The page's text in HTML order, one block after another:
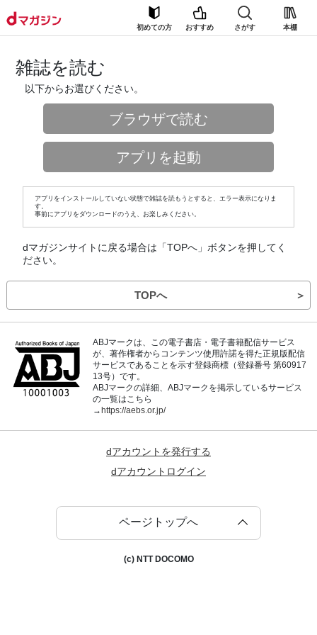
初めての方 おすすめ さがす 本棚
雑誌を読む
以下からお選びください。
ブラウザで読む
アプリを起動
アプリをインストールしていない状態で雑誌を読もうとすると、エラー表示になりま
す。
事前にアプリをダウンロードのうえ、お楽しみください。
dマガジンサイトに戻る場合は「TOPへ」ボタンを押してく
ださい。
TOPへ ＞
ABJマークは、この電子書店・電子書籍配信サービス
が、著作権者からコンテンツ使用許諾を得た正規版配信
サービスであることを示す登録商標（登録番号 第60917
13号）です。
ABJマークの詳細、ABJマークを掲示しているサービス
の一覧はこちら
→https://aebs.or.jp/
dアカウントを発行する
dアカウントログイン
ページトップへ
(c) NTT DOCOMO